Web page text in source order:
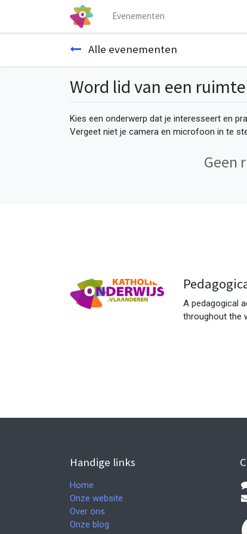
Evenementen
Alle evenementen
Word lid van een ruimte
Kies een onderwerp dat je interesseert en
Vergeet niet je camera en microfoon in te
Geen
A pedagogical
throughout the
Handige links
Home
Onze website
Over ons
Onze blog